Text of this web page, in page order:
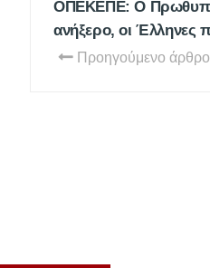
ΟΠΕΚΕΠΕ: Ο
ανήξερο, οι Έλληνες
Προηγούμενο άρθρο